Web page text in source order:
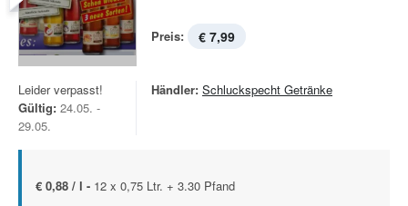
Preis: € 7,99
Leider verpasst!
Gültig: 24.05. -
29.05.
Händler: Schluckspecht Getränke
€ 0,88 / l - 12 x 0,75 Ltr. + 3.30 Pfand